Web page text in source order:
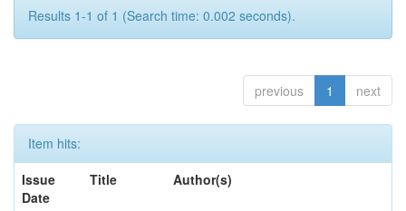
Results 1-1 of 1 (Search time: 0.002 seconds).
previous 1 next
Item hits:
Issue
Date
Title Author(s)